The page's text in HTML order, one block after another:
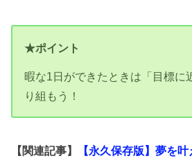
★ポイント
暇な1日ができたときは「目標に
り組もう！
【関連記事】
【永久保存版】夢を